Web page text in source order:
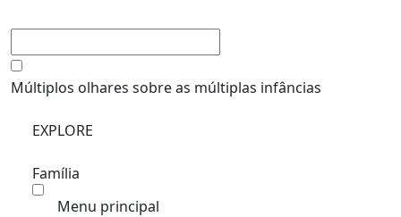
Múltiplos olhares sobre as múltiplas infâncias
EXPLORE
Família
Menu principal